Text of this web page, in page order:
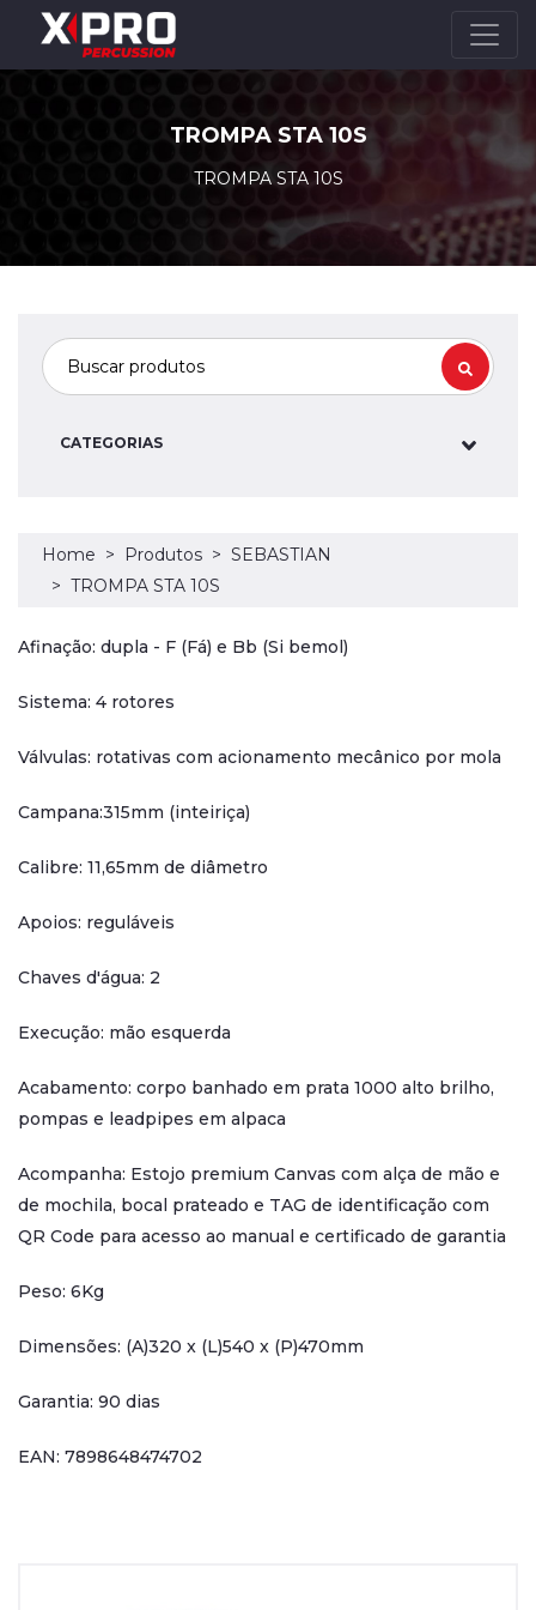
TROMPA STA 10S
TROMPA STA 10S
CATEGORIAS
Home Produtos
SEBASTIAN
TROMPA STA 10S
Afinação: dupla - F (Fá) e Bb (Si bemol)
Sistema: 4 rotores
Válvulas: rotativas com acionamento mecânico por mola
Campana:315mm (inteiriça)
Calibre: 11,65mm de diâmetro
Apoios: reguláveis
Chaves d'água: 2
Execução: mão esquerda
Acabamento: corpo banhado em prata 1000 alto brilho,
pompas e leadpipes em alpaca
Acompanha: Estojo premium Canvas com alça de mão e
de mochila, bocal prateado e TAG de identificação com
QR Code para acesso ao manual e certificado de garantia
Peso: 6Kg
Dimensões: (A)320 x (L)540 x (P)470mm
Garantia: 90 dias
EAN: 7898648474702